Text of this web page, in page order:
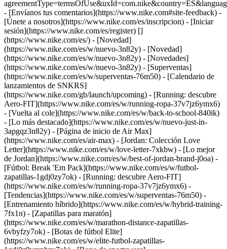
- [Envíanos tus comentarios](https://www.nike.com#site-feedback) -
[Únete a nosotros](https://www.nike.com/es/inscripcion) - [Iniciar
sesión](https://www.nike.com/es/register) []
(https://www.nike.com/es/) - [Novedad]
(https://www.nike.com/es/w/nuevo-3n82y) - [Novedad]
(https://www.nike.com/es/w/nuevo-3n82y) - [Novedades]
(https://www.nike.com/es/w/nuevo-3n82y) - [Superventas]
(https://www.nike.com/es/w/superventas-76m50) - [Calendario de
lanzamientos de SNKRS]
(https://www.nike.com/gb/launch/upcoming) - [Running: descubre
Aero-FIT](https://www.nike.com/es/w/running-ropa-37v7jz6ymx6)
- [Vuelta al cole](https://www.nike.com/es/w/back-to-school-840ik)
- [Lo más destacado](https://www.nike.com/es/w/nuevo-just-in-
3apgqz3n82y) - [Página de inicio de Air Max]
(https://www.nike.com/es/air-max) - [Jordan: Colección Love
Letter](https://www.nike.com/es/w/love-letter-7xkbw) - [Lo mejor
de Jordan](https://www.nike.com/es/w/best-of-jordan-brand-j0oa) -
[Fútbol: Break 'Em Pack](https://www.nike.com/es/w/futbol-
zapatillas-1gdj0zy7ok) - [Running: descubre Aero-FIT]
(https://www.nike.com/es/w/running-ropa-37v7jz6ymx6) -
[Tendencias](https://www.nike.com/es/w/superventas-76m50) -
[Entrenamiento híbrido](https://www.nike.com/es/w/hybrid-training-
7fx1n) - [Zapatillas para maratón]
(https://www.nike.com/es/w/marathon-distance-zapatillas-
6vbyfzy7ok) - [Botas de fútbol Elite]
(https://www.nike.com/es/w/elite-futbol-zapatillas-